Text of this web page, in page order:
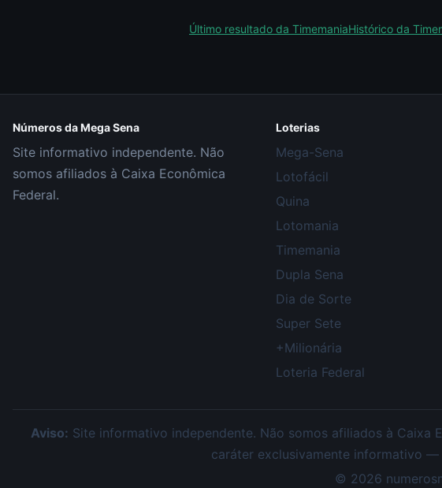
Último resultado da TimemaniaHistórico da
Números da Mega Sena
Site informativo independente. Não
somos afiliados à Caixa Econômica
Federal.
Loterias
Mega-Sena
Lotofácil
Quina
Lotomania
Timemania
Dupla Sena
Dia de Sorte
Super Sete
+Milionária
Loteria Federal
Aviso: Site informativo independente. Não somos afiliados à Caixa
caráter exclusivamente informativo —
© 2026